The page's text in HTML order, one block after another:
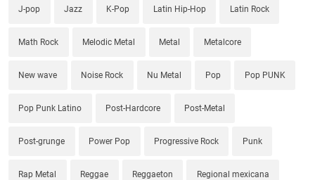
J-pop Jazz K-Pop Latin Hip-Hop Latin Rock
Math Rock Melodic Metal Metal Metalcore
New wave Noise Rock Nu Metal Pop Pop PUNK
Pop Punk Latino Post-Hardcore Post-Metal
Post-grunge Power Pop Progressive Rock Punk
Rap Metal Reggae Reggaeton Regional mexicana